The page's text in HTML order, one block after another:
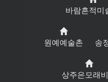
바람흔적미
원예예술촌 송
상주은모래